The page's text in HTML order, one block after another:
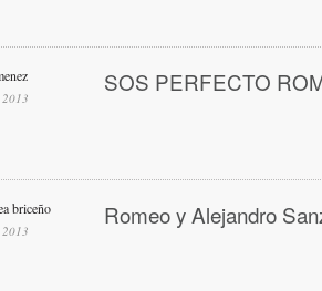
SOS PERFECTO
briceño Romeo y Alejandro